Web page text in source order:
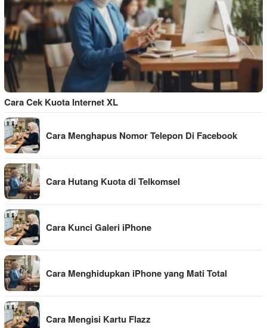
Cara Cek Kuota Internet XL
Cara Menghapus Nomor Telepon Di Facebook
Cara Hutang Kuota di Telkomsel
Cara Kunci Galeri iPhone
Cara Menghidupkan iPhone yang Mati Total
Cara Mengisi Kartu Flazz